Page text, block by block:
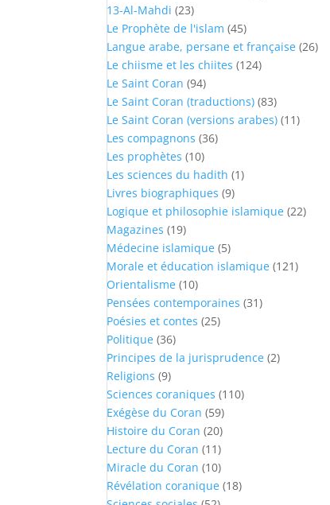
13-Al-Mahdi (23)
Le Prophète de l'islam (45)
Langue arabe, persane et française (26)
Le chiisme et les chiites (124)
Le Saint Coran (94)
Le Saint Coran (traductions) (83)
Le Saint Coran (versions arabes) (11)
Les compagnons (36)
Les prophètes (10)
Les sciences du hadith (1)
Livres biographiques (9)
Logique et philosophie islamique (22)
Magazines (19)
Médecine islamique (5)
Morale et éducation islamique (121)
Orientalisme (10)
Pensées contemporaines (31)
Poésies et contes (25)
Politique (36)
Principes de la jurisprudence (2)
Religions (9)
Sciences coraniques (110)
Exégèse du Coran (59)
Histoire du Coran (20)
Lecture du Coran (11)
Miracle du Coran (10)
Révélation coranique (18)